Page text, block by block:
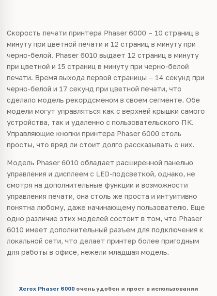
Скорость печати принтера Phaser 6000 – 10 страниц в
минуту при цветной печати и 12 страниц в минуту при
черно-белой. Phaser 6010 выдает 12 страниц в минуту
при цветной и 15 страниц в минуту при черно-белой
печати. Время выхода первой страницы – 14 секунд при
черно-белой и 17 секунд при цветной печати, что
сделало модель рекордсменом в своем сегменте. Обе
модели могут управляться как с верхней крышки самого
устройства, так и удаленно с пользовательского ПК.
Управляющие кнопки принтера Phaser 6000 столь
просты, что вряд ли стоит долго рассказывать о них.
Модель Phaser 6010 обладает расширенной панелью
управления и дисплеем с LED-подсветкой, однако, не
смотря на дополнительные функции и возможности
управления печати, она столь же проста и интуитивно
понятна любому, даже начинающему пользователю. Еще
одно различие этих моделей состоит в том, что Phaser
6010 имеет дополнительный разъем для подключения к
локальной сети, что делает принтер более пригодным
для работы в офисе, нежели младшая модель.
Xerox Phaser 6000 очень удобен и прост в использовании